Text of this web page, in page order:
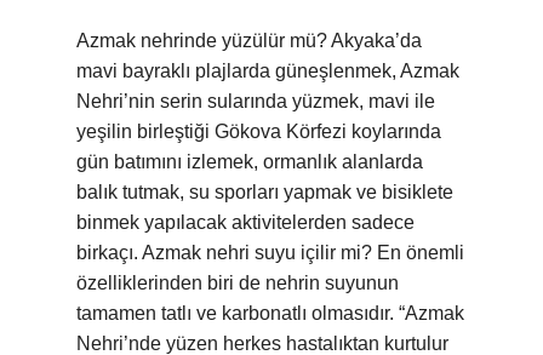
Azmak nehrinde yüzülür mü? Akyaka’da
mavi bayraklı plajlarda güneşlenmek, Azmak
Nehri’nin serin sularında yüzmek, mavi ile
yeşilin birleştiği Gökova Körfezi koylarında
gün batımını izlemek, ormanlık alanlarda
balık tutmak, su sporları yapmak ve bisiklete
binmek yapılacak aktivitelerden sadece
birkaçı. Azmak nehri suyu içilir mi? En önemli
özelliklerinden biri de nehrin suyunun
tamamen tatlı ve karbonatlı olmasıdır. “Azmak
Nehri’nde yüzen herkes hastalıktan kurtulur